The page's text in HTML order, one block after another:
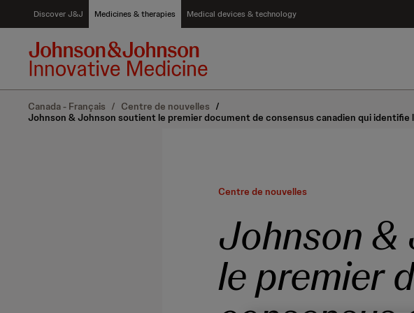
c
Discover J&J Medicines & therapies Medical devices & technology
Canada - Français / Centre de nouvelles /
Johnson & Johnson soutient le premier document de consensus canadien qui
Centre de nouvelles
Johnson
le premier